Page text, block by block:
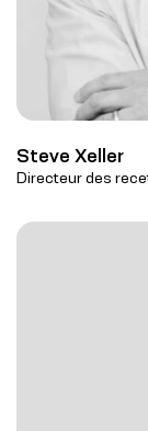
Steve Xeller
Directeur des